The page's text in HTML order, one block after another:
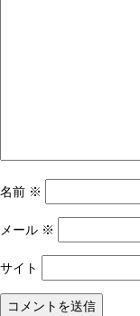
名前 ※
メール ※
サイト